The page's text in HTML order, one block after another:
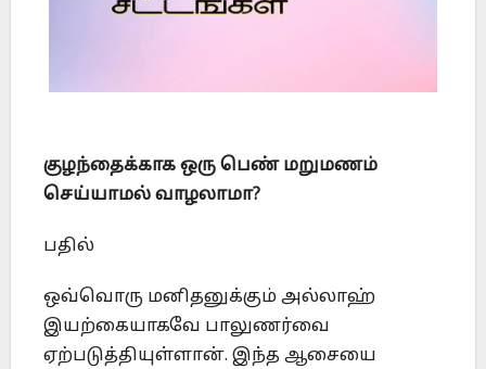
குழந்தைக்காக ஒரு பெண் மறுமணம்
செய்யாமல் வாழலாமா?
பதில்
ஒவ்வொரு மனிதனுக்கும் அல்லாஹ்
இயற்கையாகவே பாலுணர்வை
ஏற்படுத்தியுள்ளான். இந்த ஆசையை